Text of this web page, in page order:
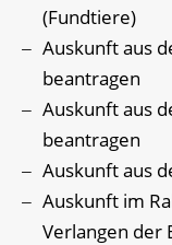
(Fundtiere)
Auskunft aus
beantragen
Auskunft aus
beantragen
Auskunft aus
Auskunft im
Verlangen der